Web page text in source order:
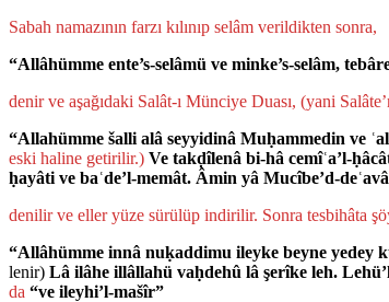
Sabah namazının farzı kılınıp selâm verildikten sonra,
“Allâhümme ente’s-selâmü ve minke’s-selâm,
denir ve aşağıdaki Salât-ı Münciye Duası, (yani
“Allahümme šalli alâ seyyidinâ Muḥammedin ve
eski haline getirilir.) Ve takḍîlenâ bi-hâ cemîʿa’l-
ḥayâti ve baʿde’l-memât. Âmin yâ Mucîbe’d-
denilir ve eller yüze sürülüp indirilir. Sonra tesbihâta
“Allâhümme innâ nuḳaddimu ileyke beyne yedey
lenir) Lâ ilâhe illâllahü vaḥdehû lâ şerîke leh.
da “ve ileyhi’l-mašîr”